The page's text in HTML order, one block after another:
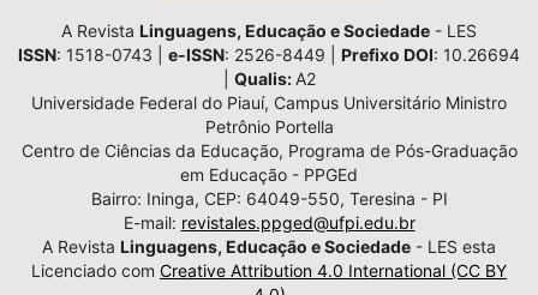
A Revista Linguagens, Educação e Sociedade - LES
ISSN: 1518-0743 | e-ISSN: 2526-8449 | Prefixo DOI: 10.26694
Qualis: A2
Universidade Federal do Piauí, Campus Universitário Ministro
Petrônio Portella
Centro de Ciências da Educação, Programa de Pós-Graduação
em Educação - PPGEd
Bairro: Ininga, CEP: 64049-550, Teresina - PI
E-mail: revistales.ppged@ufpi.edu.br
A Revista Linguagens, Educação e Sociedade - LES esta
Licenciado com Creative Attribution 4.0 International (CC BY